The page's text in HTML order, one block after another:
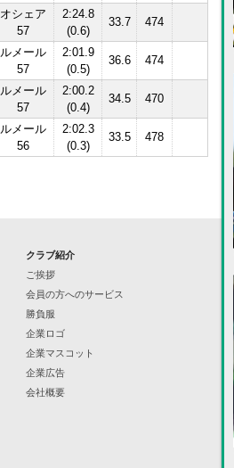
オシェア
57
2:24.8
(0.6)
33.7 474
ルメール
57
2:01.9
(0.5)
36.6 474
ルメール
57
2:00.2
(0.4)
34.5 470
ルメール
56
2:02.3
(0.3)
33.5 478
クラブ紹介
ご挨拶
会員の方へのサービス
勝負服
企業ロゴ
企業マスコット
企業広告
会社概要